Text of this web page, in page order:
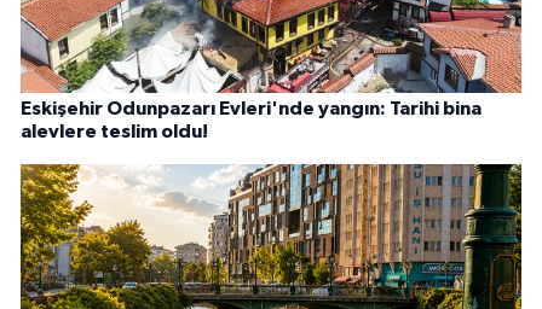
Eskişehir Odunpazarı Evleri'nde yangın: Tarihi bina
alevlere teslim oldu!